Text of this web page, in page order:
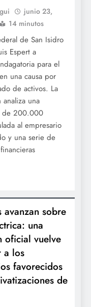
junio 23,
14 minutos
de San Isidro
Espert a
para el
una causa por
de activos. La
una
de 200.000
al empresario
y una serie de
avanzan sobre
una
oficial vuelve
a los
favorecidos
de